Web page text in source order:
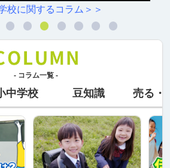
校に関するコラム＞＞
- コラム一覧 -
中学校 豆知識 売る・